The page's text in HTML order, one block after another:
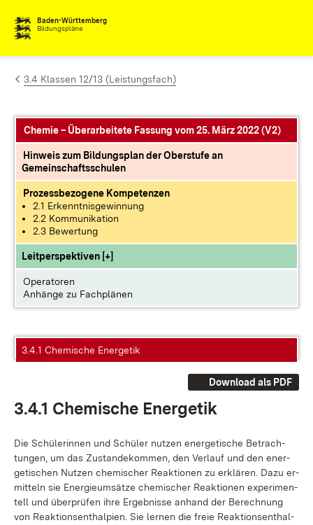
Zum Inhalt springen
Baden-Württemberg
Bildungspläne
3.4 Klassen 12/13 (Leistungsfach)
Chemie – Überarbeitete Fassung vom 25. März 2022 (V2)
Hinweis zum Bildungsplan der Oberstufe an
Gemeinschaftsschulen
Prozessbezogene Kompetenzen
2.1 Erkenntnisgewinnung
2.2 Kommunikation
2.3 Bewertung
Leitperspektiven [+]
Operatoren
Anhänge zu Fachplänen
3.4.1 Chemische Energetik
Download als PDF
3.4.1 Che­mi­sche En­er­ge­tik
Die Schü­le­rin­nen und Schü­ler nut­zen en­er­ge­ti­sche Be­trach­
tun­gen, um das Zu­stan­de­kom­men, den Ver­lauf und den en­er­
ge­ti­schen Nut­zen che­mi­scher Re­ak­tio­nen zu er­klä­ren. Da­zu er­
mit­teln sie En­er­gie­um­sät­ze che­mi­scher Re­ak­tio­nen ex­pe­ri­men­
tell und über­prü­fen ih­re Er­geb­nis­se an­hand der Be­rech­nung
von Re­ak­ti­ons­ent­hal­pi­en. Sie ler­nen die freie Re­ak­ti­ons­ent­hal­